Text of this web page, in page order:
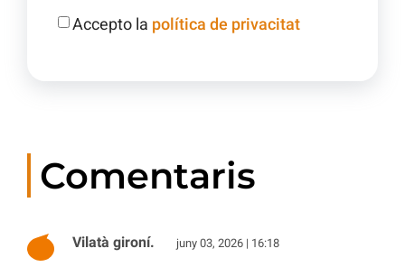
Accepto la política de privacitat
Comentaris
Vilatà gironí. juny 03, 2026 | 16:18